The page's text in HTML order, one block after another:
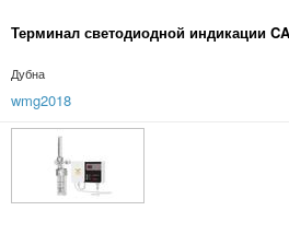
Терминал светодиодной индикации
Дубна
wmg2018